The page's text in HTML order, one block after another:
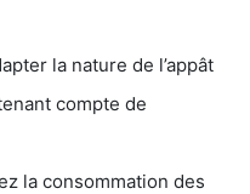
la nature de l’appât
compte de
la consommation des